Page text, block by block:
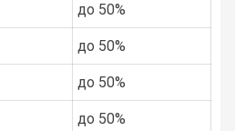
до 50%
до 50%
до 50%
до 50%